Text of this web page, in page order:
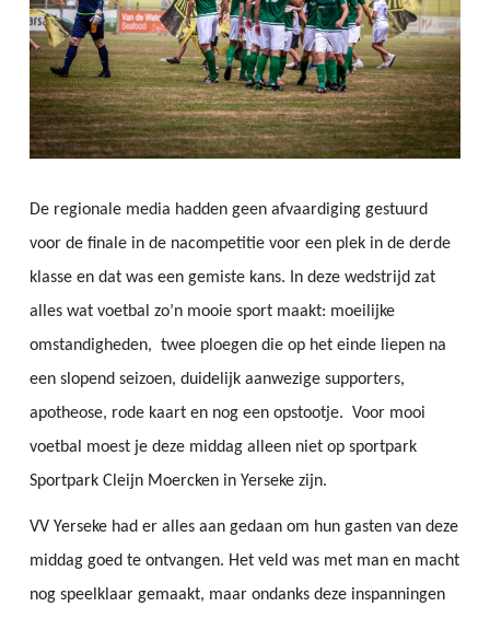
De regionale media hadden geen afvaardiging gestuurd
voor de finale in de nacompetitie voor een plek in de derde
klasse en dat was een gemiste kans. In deze wedstrijd zat
alles wat voetbal zo’n mooie sport maakt: moeilijke
omstandigheden, twee ploegen die op het einde liepen na
een slopend seizoen, duidelijk aanwezige supporters,
apotheose, rode kaart en nog een opstootje. Voor mooi
voetbal moest je deze middag alleen niet op sportpark
Sportpark Cleijn Moerckenin Yerseke zijn.
VV Yerseke had er alles aan gedaan om hun gasten van deze
middag goed te ontvangen. Het veld was met man en macht
nog speelklaar gemaakt, maar ondanks deze inspanningen